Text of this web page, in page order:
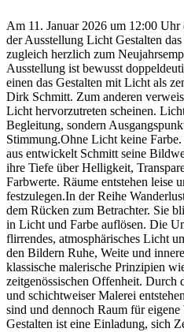
Am 11. Januar 2026 um 12:00
der Ausstellung Licht Gestalten
zugleich herzlich zum
Ausstellung ist bewusst
einen das Gestalten mit Licht als
Dirk Schmitt. Zum anderen
Licht hervorzutreten scheinen.
Begleitung, sondern
Stimmung.Ohne Licht keine
aus entwickelt Schmitt seine
ihre Tiefe über Helligkeit,
Farbwerte. Räume entstehen leise
festzulegen.In der Reihe
dem Rücken zum Betrachter. Sie
in Licht und Farbe auflösen. Die
flirrendes, atmosphärisches Licht
den Bildern Ruhe, Weite und
klassische malerische Prinzipien
zeitgenössischen Offenheit.
und schichtweiser Malerei
sind und dennoch Raum für
Gestalten ist eine Einladung, sich